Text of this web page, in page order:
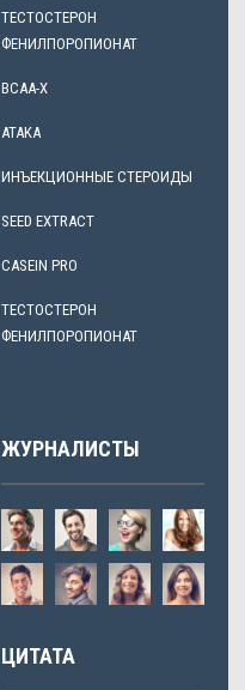
ТЕСТОСТЕРОН
ФЕНИЛПОРОПИОНАТ
BCAA-X
ATAKA
ИНЪЕКЦИОННЫЕ СТЕРОИДЫ
SEED EXTRACT
CASEIN PRO
ТЕСТОСТЕРОН
ФЕНИЛПОРОПИОНАТ
ЖУРНАЛИСТЫ
ЦИТАТА